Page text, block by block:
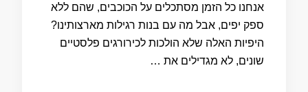
אנחנו כל הזמן מסתכלים על הכוכבים, שהם ללא
ספק יפים, אבל מה עם בנות רגילות מארצותינו?
היפיות האלה שלא הולכות לכירורגים פלסטיים
שונים, לא מגדילים את …